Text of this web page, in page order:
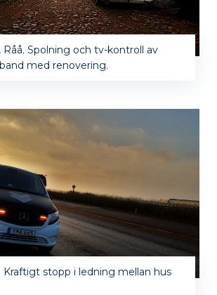
Spolning och tv-kontroll av
med renovering.
Kraftigt stopp i ledning mellan hus